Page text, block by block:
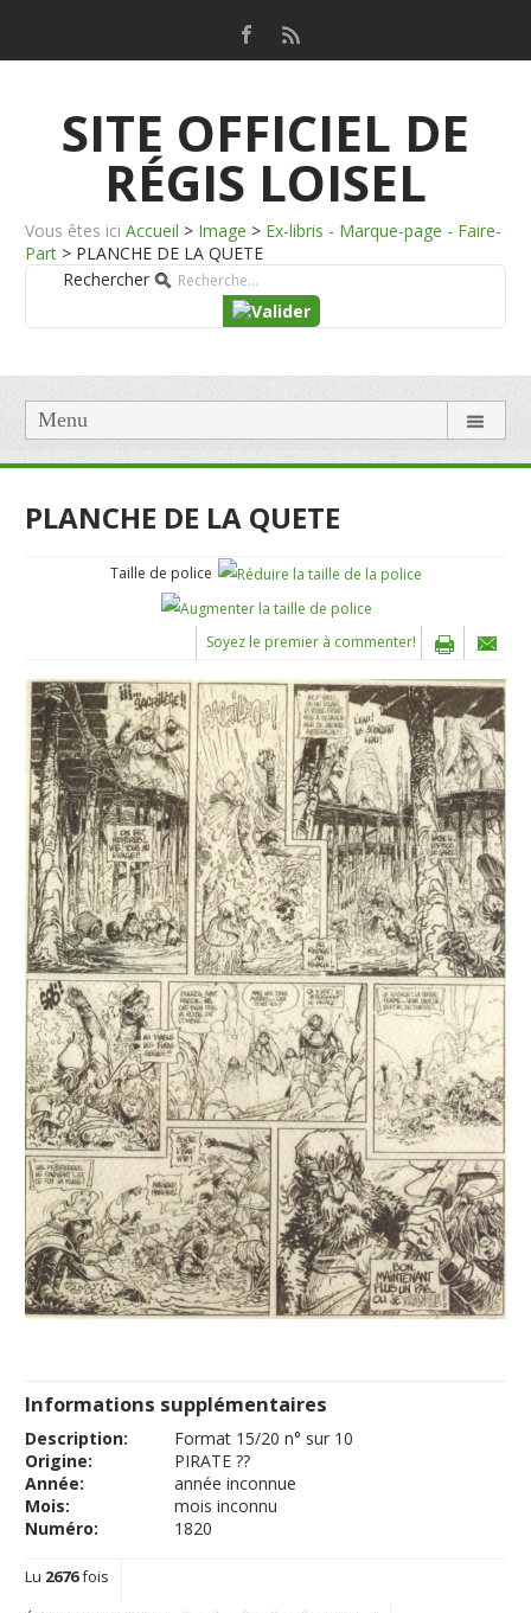
SITE OFFICIEL DE
RÉGIS LOISEL
Vous êtes ici Accueil > Image > Ex-libris - Marque-page - Faire-
Part > PLANCHE DE LA QUETE
Rechercher
Menu
PLANCHE DE LA QUETE
Taille de police
Soyez le premier à commenter!
Informations supplémentaires
Description:
Format 15/20 n° sur 10
Origine:
PIRATE ??
Année:
année inconnue
Mois:
mois inconnu
Numéro:
1820
Lu 2676fois